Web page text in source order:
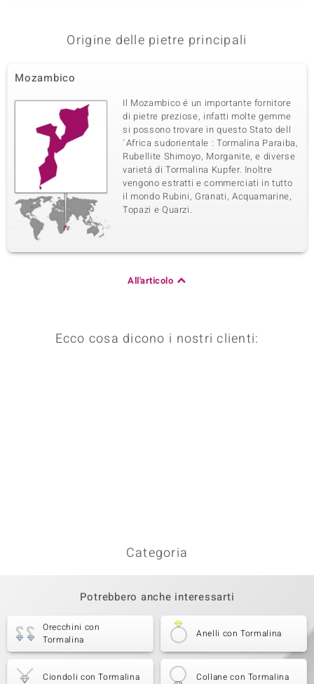
Origine delle pietre principali
Mozambico
Il Mozambico é un importante fornitore
di pietre preziose, infatti molte gemme
si possono trovare in questo Stato dell
´Africa sudorientale : Tormalina Paraiba,
Rubellite Shimoyo, Morganite, e diverse
varietá di Tormalina Kupfer. Inoltre
vengono estratti e commerciati in tutto
il mondo Rubini, Granati, Acquamarine,
Topazi e Quarzi.
All'articolo
Ecco cosa dicono i nostri clienti:
Categoria
Potrebbero anche interessarti
Orecchini con
Tormalina
Anelli con Tormalina
Ciondoli con Tormalina Collane con Tormalina